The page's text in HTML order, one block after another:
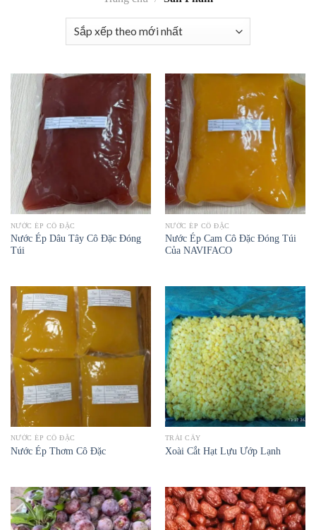
NƯỚC ÉP CÔ ĐẶC
Nước Ép Dâu Tây Cô Đặc Đóng
Túi
NƯỚC ÉP CÔ ĐẶC
Nước Ép Cam Cô Đặc Đóng Túi
Của NAVIFACO
NƯỚC ÉP CÔ ĐẶC
Nước Ép Thơm Cô Đặc
TRÁI CÂY
Xoài Cắt Hạt Lựu Ướp Lạnh